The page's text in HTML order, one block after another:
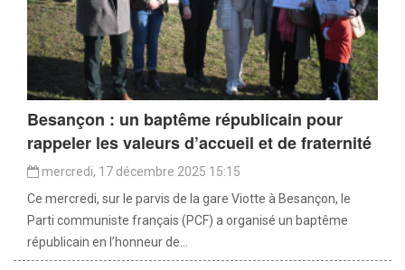
Besançon : un baptême républicain pour
rappeler les valeurs d’accueil et de fraternité
mercredi, 17 décembre 2025 15:15
Ce mercredi, sur le parvis de la gare Viotte à Besançon, le
Parti communiste français (PCF) a organisé un baptême
républicain en l’honneur de...